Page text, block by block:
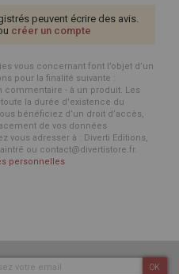
peuvent écrire des avis.
créer un compte
vous concernant font l’objet d’un
pour la finalité suivante :
commentaire - à un produit. Les
la durée d'existence du
bénéficiez d’un droit d’accès,
de vos données
vous adresser à : Diverti Editions,
ou contact@divertistore.fr.
personnelles
OK